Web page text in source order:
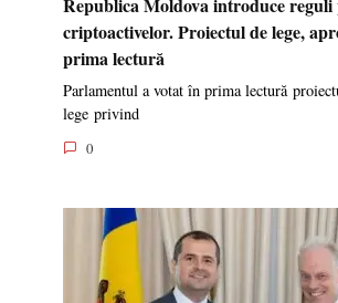
criptoactivelor. Proiectul de lege,
prima lectură
Parlamentul a votat în prima lectură
lege privind
0